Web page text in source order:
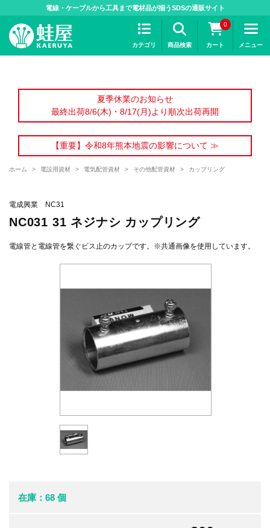
電線・ケーブルから工具まで電材品が揃うSDSの通販サイト
カテゴリ 商品検索
0
カート メニュー
夏季休業のお知らせ
最終出荷8/6(木)・8/17(月)より順次出荷再開
【重要】令和8年熊本地震の影響について ≫
ホーム > 電設用資材 > 電気配管資材 > その他配管資材 > カップリング
電成興業 NC31
NC031 31 ネジナシ カップリング
電線管と電線管を繋ぐビス止のカップです。※共通画像を使用しています。
在庫：68 個